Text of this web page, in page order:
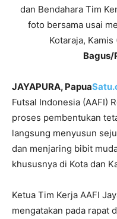
dan Bendahara Tim
foto bersama usai
Kotaraja,
Bagus/
JAYAPURA, Papua
Futsal Indonesia (AAFI)
proses pembentukan
langsung menyusun
dan menjaring bibit
khususnya di Kota dan
Ketua Tim Kerja AAFI
mengatakan pada rapat